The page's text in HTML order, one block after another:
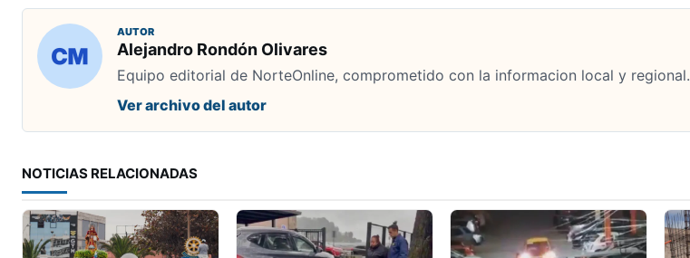
AUTOR
Alejandro Rondón Olivares
Equipo editorial de NorteOnline, comprometido con la informacion local y regional.
Ver archivo del autor
NOTICIAS RELACIONADAS